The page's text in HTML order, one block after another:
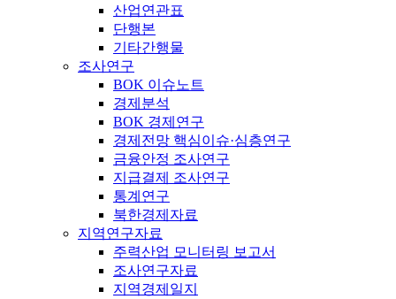
산업연관표
단행본
기타간행물
조사연구
BOK 이슈노트
경제분석
BOK 경제연구
경제전망 핵심이슈·심층연구
금융안정 조사연구
지급결제 조사연구
통계연구
북한경제자료
지역연구자료
주력산업 모니터링 보고서
조사연구자료
지역경제일지